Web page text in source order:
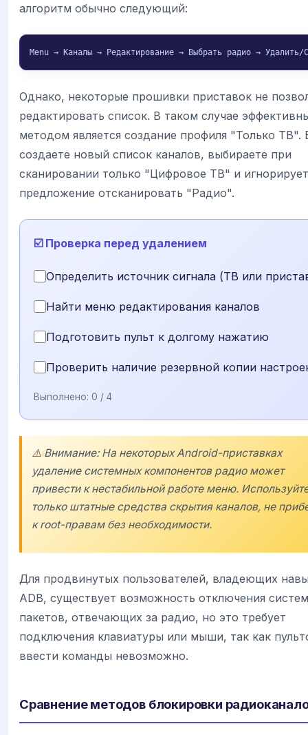
алгоритм обычно следующий:
Menu → Каналы → Редактирование → Выбрать радио → Удалить/
Однако, некоторые прошивки приставок не
редактировать список. В таком случае
методом является создание профиля "Только ТВ".
создаете новый список каналов, выбираете при
сканировании только "Цифровое ТВ" и
предложение отсканировать "Радио".
☑️ Проверка перед удалением
Определить источник сигнала (ТВ или
Найти меню редактирования каналов
Подготовить пульт к долгому нажатию
Проверить наличие резервной копии
Выполнено: 0 / 4
⚠️ Внимание: На некоторых Android-приставках
удаление системных компонентов радио может
привести к нестабильной работе меню.
только штатные средства скрытия каналов, не
к root-правам без необходимости.
Для продвинутых пользователей, владеющих
ADB, существует возможность отключения
пакетов, отвечающих за радио, но это требует
подключения клавиатуры или мыши, так как
ввести команды невозможно.
Сравнение методов блокировки